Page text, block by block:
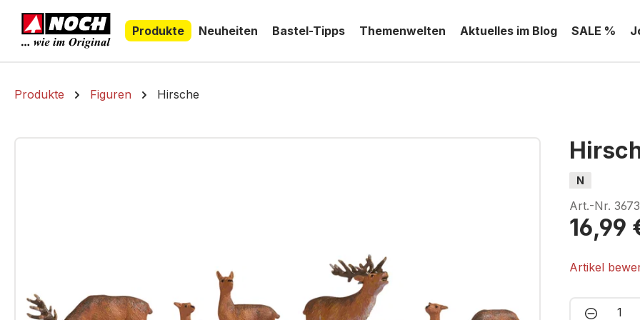
Zur Hauptnavigation springen
Produkte
Neuheiten Bastel-Tipps Themenwelten Aktuelles im Blog SALE %
Produkte Figuren Hirsche
Bildergalerie überspringen
N
Art.-Nr.
16,99
Artikel